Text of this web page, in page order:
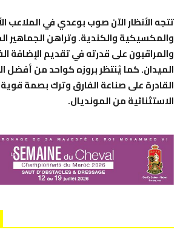
تتجه الأنظار الآن صوب بوعدي في الملاعب
والمكسيكية والكندية. وتراهن الجماهير
والمراقبون على قدرته في تقديم الإضافة
الميدان. كما يُنتظر بروزه كواحد من أفضل
القادرة على صناعة الفارق وترك بصمة
الاستثنائية من المونديال.